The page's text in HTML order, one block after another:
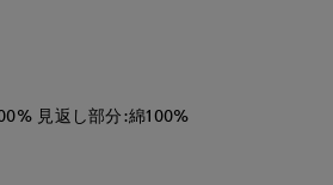
見返し部分:綿100%